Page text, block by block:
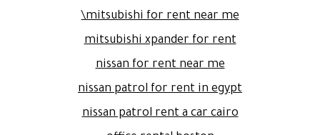
mitsubishi for rent near me\
mitsubishi xpander for rent
nissan for rent near me
nissan patrol for rent in egypt
nissan patrol rent a car cairo